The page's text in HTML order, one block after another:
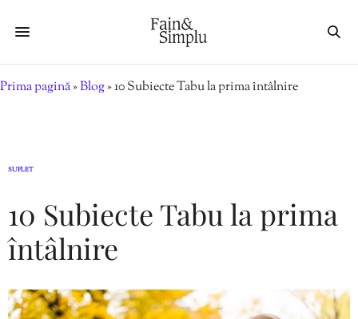
Prima pagină»Blog»10 Subiecte Tabu la prima întâlnire
SUFLET
10 Subiecte Tabu la prima
întâlnire